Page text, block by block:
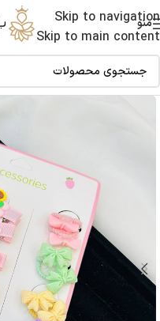
Skip to navigation
Skip to main content
منو